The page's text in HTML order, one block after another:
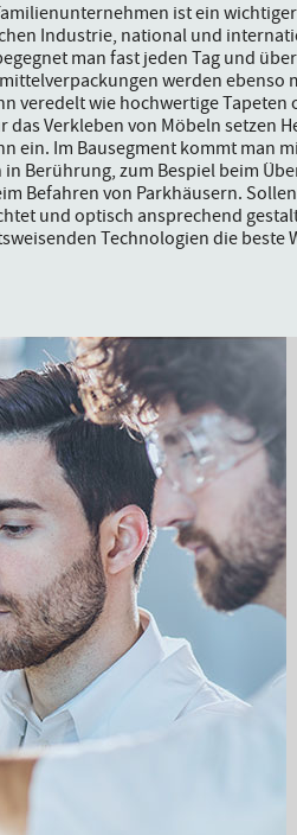
ist ein
Industrie, national und
man fast jeden Tag und
werden ebenso
veredelt wie hochwertige Tapeten
das Verkleben von Möbeln setzen
ein. Im Bausegment kommt man
in Berührung, zum Bespiel beim
Befahren von Parkhäusern.
und optisch ansprechend
Technologien die beste